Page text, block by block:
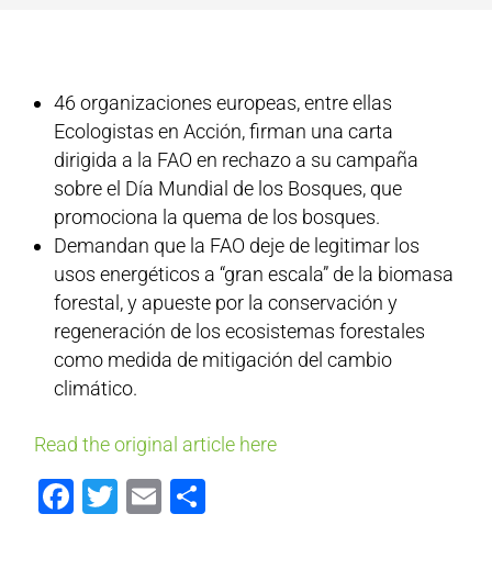
46 organizaciones europeas, entre ellas
Ecologistas en Acción, firman una carta
dirigida a la FAO en rechazo a su campaña
sobre el Día Mundial de los Bosques, que
promociona la quema de los bosques.
Demandan que la FAO deje de legitimar los
usos energéticos a “gran escala” de la biomasa
forestal, y apueste por la conservación y
regeneración de los ecosistemas forestales
como medida de mitigación del cambio
climático.
Read the original article here
Facebook
Twitter
Email